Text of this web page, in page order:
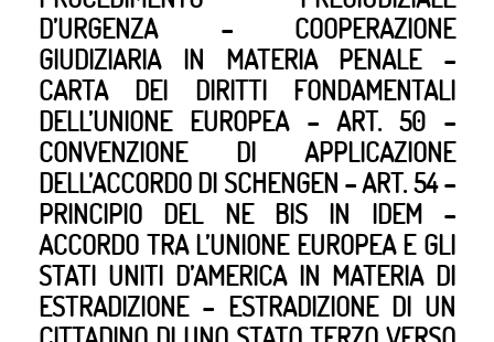
D’URGENZA – COOPERAZIONE
GIUDIZIARIA IN MATERIA PENALE –
CARTA DEI DIRITTI FONDAMENTALI
DELL’UNIONE EUROPEA – ART. 50 –
CONVENZIONE DI APPLICAZIONE
DELL’ACCORDO DI SCHENGEN – ART. 54 –
PRINCIPIO DEL NE BIS IN IDEM –
ACCORDO TRA L’UNIONE EUROPEA E GLI
STATI UNITI D’AMERICA IN MATERIA DI
ESTRADIZIONE – ESTRADIZIONE DI UN